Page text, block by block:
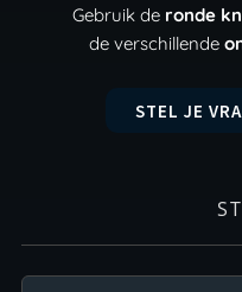
Gebruik de ronde
de verschillende
STEL JE